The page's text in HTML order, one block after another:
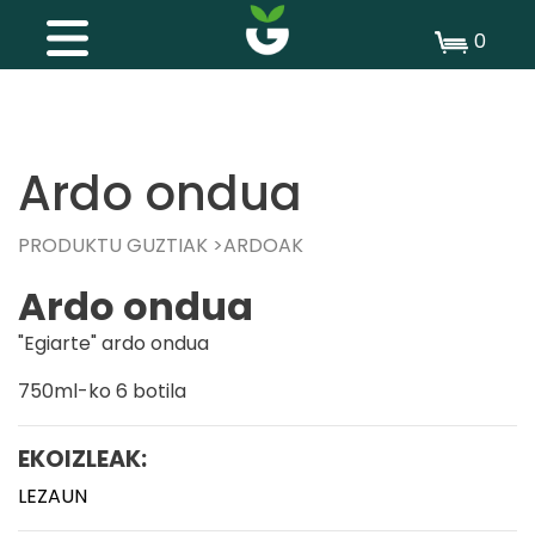
0
Ardo ondua
PRODUKTU GUZTIAK ARDOAK
Ardo ondua
"Egiarte" ardo ondua
750ml-ko 6 botila
EKOIZLEAK:
LEZAUN